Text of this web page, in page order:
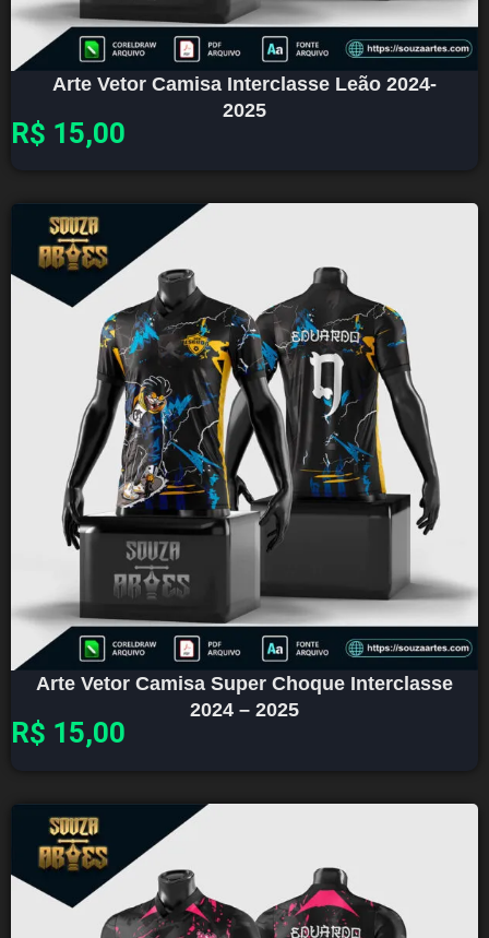
Arte Vetor Camisa Interclasse Leão 2024-
2025
R$ 15,00
Arte Vetor Camisa Super Choque Interclasse
2024 – 2025
R$ 15,00